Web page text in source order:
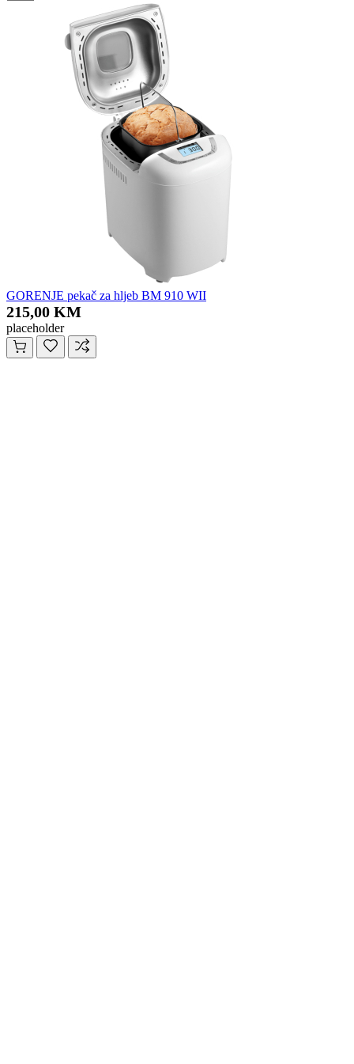
GORENJE pekač za hljeb BM 910 WII
215,00 KM
placeholder